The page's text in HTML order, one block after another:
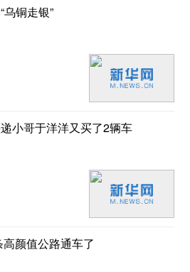
铜走银”
小哥于洋洋又买了2辆车
颜值公路通车了